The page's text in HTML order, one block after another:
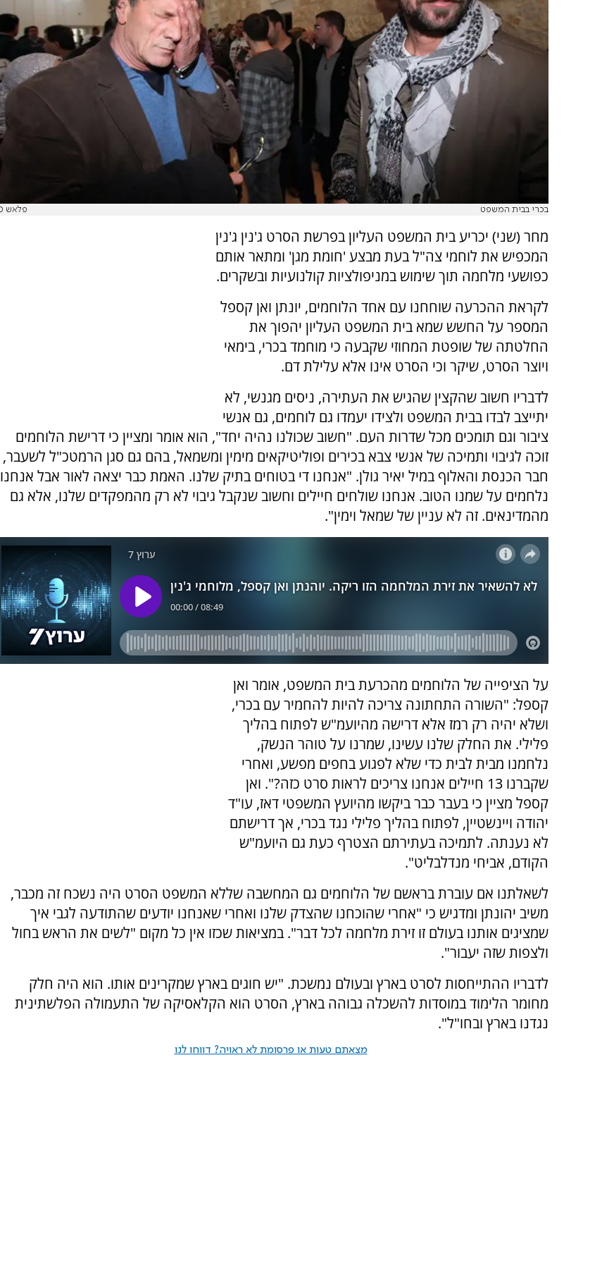
בכרי בבית המשפט פלאש 90
מחר (שני) יכריע בית המשפט העליון בפרשת הסרט ג'נין ג'נין
המכפיש את לוחמי צה"ל בעת מבצע 'חומת מגן' ומתאר אותם
כפושעי מלחמה תוך שימוש במניפולציות קולנועיות ובשקרים.
לקראת ההכרעה שוחחנו עם אחד הלוחמים, יונתן ואן קספל
המספר על החשש שמא בית המשפט העליון יהפוך את
החלטתה של שופטת המחוזי שקבעה כי מוחמד בכרי, בימאי
ויוצר הסרט, שיקר וכי הסרט אינו אלא עלילת דם.
לדבריו חשוב שהקצין שהגיש את העתירה, ניסים מגנשי, לא
יתייצב לבדו בבית המשפט ולצידו יעמדו גם לוחמים, גם אנשי
ציבור וגם תומכים מכל שדרות העם. "חשוב שכולנו נהיה יחד", הוא אומר ומציין כי דרישת הלוחמים
זוכה לגיבוי ותמיכה של אנשי צבא בכירים ופוליטיקאים מימין ומשמאל, בהם גם סגן הרמטכ"ל לשעבר,
חבר הכנסת והאלוף במיל יאיר גולן. "אנחנו די בטוחים בתיק שלנו. האמת כבר יצאה לאור אבל אנחנו
נלחמים על שמנו הטוב. אנחנו שולחים חיילים וחשוב שנקבל גיבוי לא רק מהמפקדים שלנו, אלא גם
מהמדינאים. זה לא עניין של שמאל וימין".
על הציפייה של הלוחמים מהכרעת בית המשפט, אומר ואן
קספל: "השורה התחתונה צריכה להיות להחמיר עם בכרי,
ושלא יהיה רק רמז אלא דרישה מהיועמ"ש לפתוח בהליך
פלילי. את החלק שלנו עשינו, שמרנו על טוהר הנשק,
נלחמנו מבית לבית כדי שלא לפגוע בחפים מפשע, ואחרי
שקברנו 13 חיילים אנחנו צריכים לראות סרט כזה?". ואן
קספל מציין כי בעבר כבר ביקשו מהיועץ המשפטי דאז, עו"ד
יהודה ויינשטיין, לפתוח בהליך פלילי נגד בכרי, אך דרישתם
לא נענתה. לתמיכה בעתירתם הצטרף כעת גם היועמ"ש
הקודם, אביחי מנדלבליט".
לשאלתנו אם עוברת בראשם של הלוחמים גם המחשבה שללא המשפט הסרט היה נשכח זה מכבר,
משיב יהונתן ומדגיש כי "אחרי שהוכחנו שהצדק שלנו ואחרי שאנחנו יודעים שהתודעה לגבי איך
שמציגים אותנו בעולם זו זירת מלחמה לכל דבר". במציאות שכזו אין כל מקום "לשים את הראש בחול
ולצפות שזה יעבור".
לדבריו ההתייחסות לסרט בארץ ובעולם נמשכת. "יש חוגים בארץ שמקרינים אותו. הוא היה חלק
מחומר הלימוד במוסדות להשכלה גבוהה בארץ, הסרט הוא הקלאסיקה של התעמולה הפלשתינית
נגדנו בארץ ובחו"ל".
מצאתם טעות או פרסומת לא ראויה? דווחו לנו